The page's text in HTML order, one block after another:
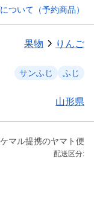
ついて（予約商品）
果物 りんご
サンふじ ふじ
山形県
マル提携のヤマト便
配送区分: